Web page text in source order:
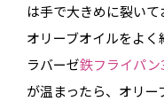
は手で大きめに裂いて
オリーブオイルをよく
ラバーゼ鉄フライパ
が温まったら、オリー